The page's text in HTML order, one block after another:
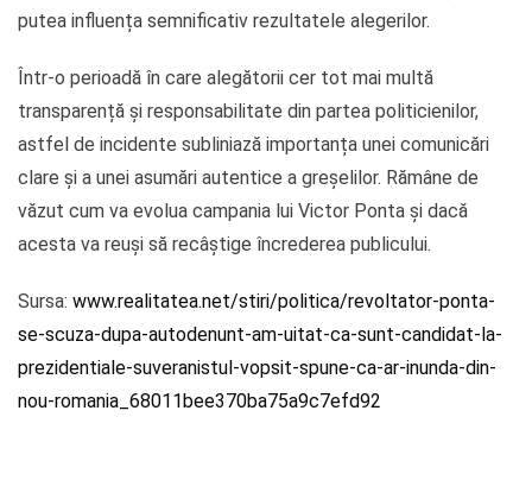
putea influența semnificativ rezultatele alegerilor.
Într-o perioadă în care alegătorii cer tot mai multă
transparență și responsabilitate din partea politicienilor,
astfel de incidente subliniază importanța unei comunicări
clare și a unei asumări autentice a greșelilor. Rămâne de
văzut cum va evolua campania lui Victor Ponta și dacă
acesta va reuși să recâștige încrederea publicului.
Sursa: www.realitatea.net/stiri/politica/revoltator-ponta-
se-scuza-dupa-autodenunt-am-uitat-ca-sunt-candidat-la-
prezidentiale-suveranistul-vopsit-spune-ca-ar-inunda-din-
nou-romania_68011bee370ba75a9c7efd92